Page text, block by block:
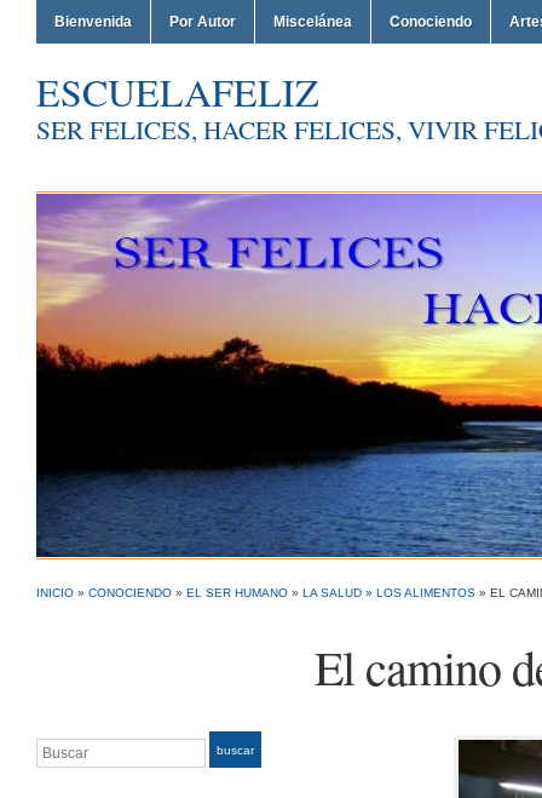
Bienvenida Por Autor Miscelánea Conociendo
ESCUELAFELIZ
SER FELICES, HACER FELICES, VIVIR
INICIO » CONOCIENDO » EL SER HUMANO » LA SALUD » LOS ALIMENTOS » EL
El camino
Buscar buscar